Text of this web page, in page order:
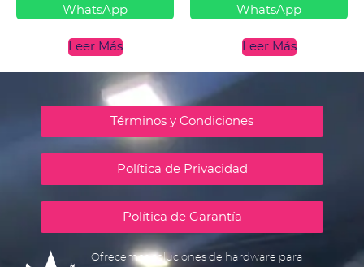
WhatsApp
Leer Más
WhatsApp
Leer Más
Términos y Condiciones
Política de Privacidad
Política de Garantía
Ofrecemos soluciones de hardware para